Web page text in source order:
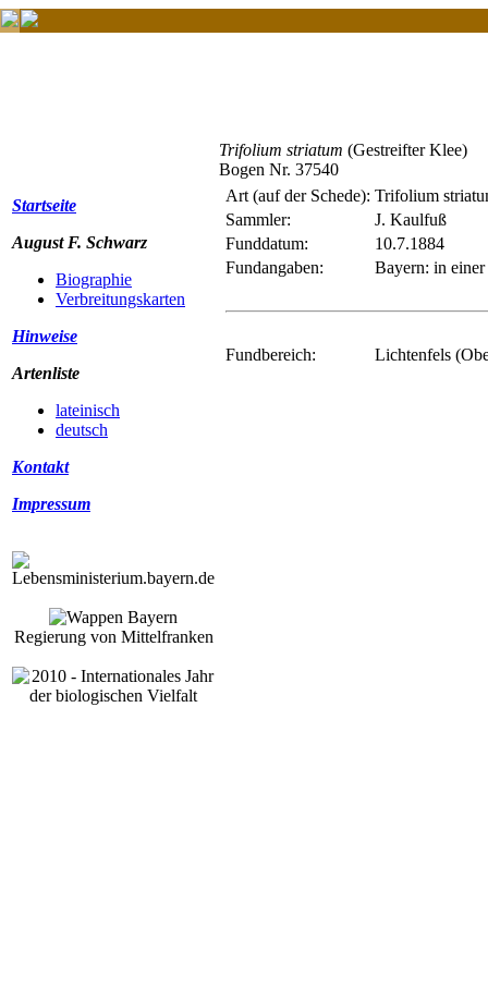
Startseite
August F. Schwarz
Biographie
Verbreitungskarten
Hinweise
Artenliste
lateinisch
deutsch
Kontakt
Impressum
Regierung von Mittelfranken
Trifolium striatum (Gestreifter Klee)
Bogen Nr. 37540
Art (auf der Schede): Trifolium
Sammler:
J. Kaulfuß
Funddatum:
10.7.1884
Fundangaben:
Bayern: in
Fundbereich: Lichtenfels